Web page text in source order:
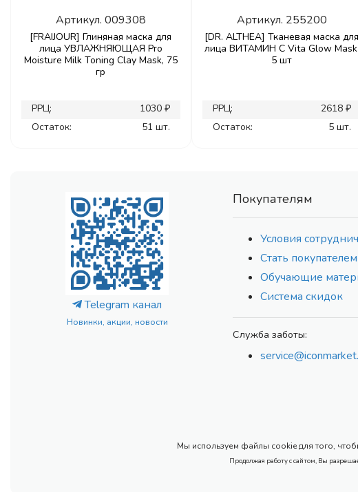
Артикул. 009308
[FRAIJOUR] Глиняная маска для
лица УВЛАЖНЯЮЩАЯ Pro
Moisture Milk Toning Clay Mask, 75
гр
РРЦ:
1030 ₽
Остаток:
51 шт.
Артикул. 255200
[DR. ALTHEA] Тканевая маска для
лица ВИТАМИН С Vita Glow Mask,
5 шт
РРЦ:
2618 ₽
Остаток:
5 шт.
Telegram канал
Новинки, акции, новости
Покупателям
Условия
Стать покупателем
Обучающие
Система скидок
Служба заботы:
Мы используем файлы cookie для того,
Продолжая работу с сайтом, Вы